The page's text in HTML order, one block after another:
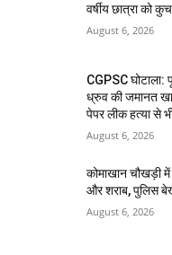
वर्षीय छात्रा को
August 6, 2026
CGPSC घोटाला:
ध्रुव की जमानत
पेपर लीक हत्या से
August 6, 2026
कोमाखान चौखड़ी
और शराब, पुलिस
August 6, 2026